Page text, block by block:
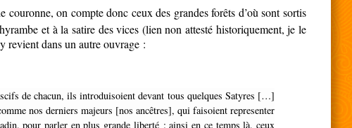
on compte donc ceux des grandes forêts d’où sont sortis
et à la satire des vices (lien non attesté historiquement, je le
revient dans un autre ouvrage :
nos derniers majeurs [nos ancêtres], qui faisoient representer
pour parler en plus grande liberté : ainsi en ce temps là, ceux